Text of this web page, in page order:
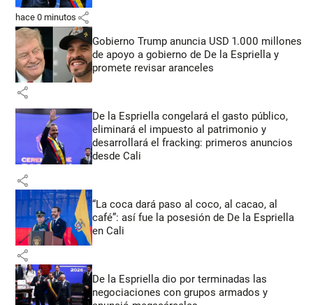
hace 0 minutos share
Gobierno Trump anuncia USD 1.000 millones
de apoyo a gobierno de De la Espriella y
promete revisar aranceles
share
De la Espriella congelará el gasto público,
eliminará el impuesto al patrimonio y
desarrollará el fracking: primeros anuncios
desde Cali
share
“La coca dará paso al coco, al cacao, al
café”: así fue la posesión de De la Espriella
en Cali
share
De la Espriella dio por terminadas las
negociaciones con grupos armados y